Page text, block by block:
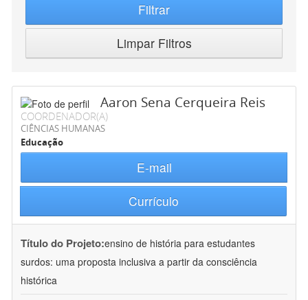
Filtrar
Limpar Filtros
Aaron Sena Cerqueira Reis
COORDENADOR(A)
CIÊNCIAS HUMANAS
Educação
E-mail
Currículo
Título do Projeto:ensino de história para estudantes
surdos: uma proposta inclusiva a partir da consciência
histórica